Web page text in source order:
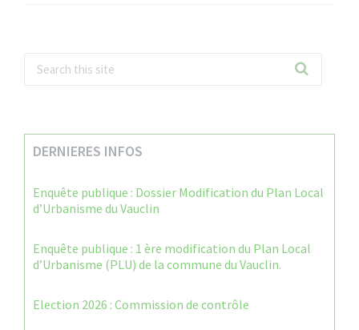
DERNIERES INFOS
Enquête publique : Dossier Modification du Plan Local
d’Urbanisme du Vauclin
Enquête publique : 1 ère modification du Plan Local
d’Urbanisme (PLU) de la commune du Vauclin.
Election 2026 : Commission de contrôle